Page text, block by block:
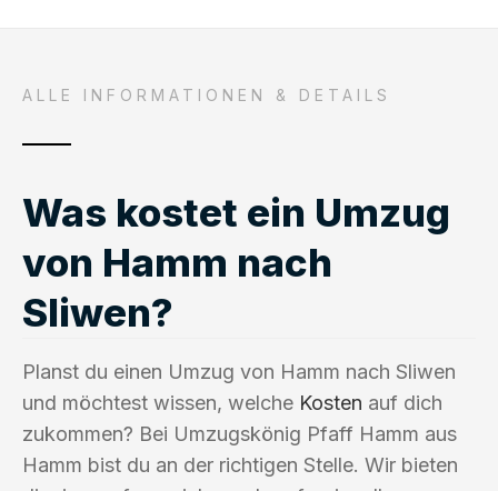
ALLE INFORMATIONEN & DETAILS
Was kostet ein Umzug
von Hamm nach
Sliwen?
Planst du einen Umzug von Hamm nach Sliwen
und möchtest wissen, welche Kosten auf dich
zukommen? Bei Umzugskönig Pfaff Hamm aus
Hamm bist du an der richtigen Stelle. Wir bieten